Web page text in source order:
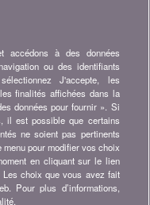
Recevez nos
domaines tels que
et bien plus...
et astuces pour
accédons à des données
ou des identifiants
J'accepte, les
finalités affichées dans la
données pour fournir ». Si
il est possible que certains
ne soient pas pertinents
pour modifier vos choix
en cliquant sur le lien
choix que vous avez fait
Pour plus d’informations,